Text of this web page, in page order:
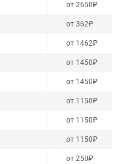
от 2650₽
от 362₽
от 1462₽
от 1450₽
от 1450₽
от 1150₽
от 1150₽
от 1150₽
от 250₽